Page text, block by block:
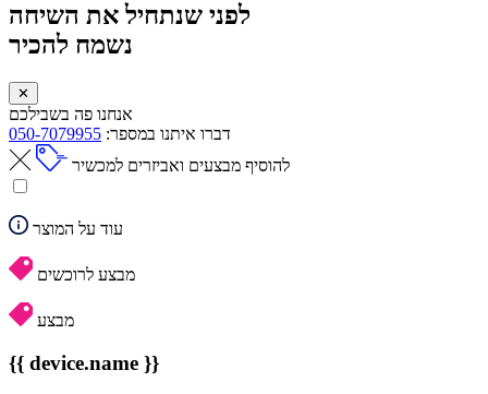
לפני שנתחיל את השיחה
נשמח להכיר
✕
אנחנו פה בשבילכם
דברו איתנו במספר: 050-7079955
להוסיף מבצעים ואביזרים למכשיר
עוד על המוצר
מבצע לרוכשים
מבצע
{{ device.name }}